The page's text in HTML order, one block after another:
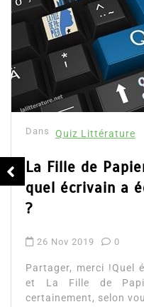
Dans Quiz Littérature
La Fille de
quel écrivain a
?
26 Nov 2019 0
Partager, merci !Quel
et La Fille de
certainement, selon